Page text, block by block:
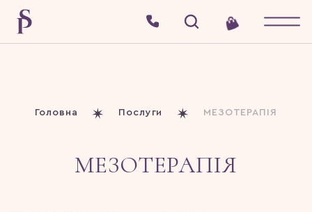
Головна Послуги МЕЗОТЕРАПІЯ
МЕЗОТЕРАПІЯ